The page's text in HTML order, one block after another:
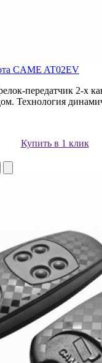
CAME AT02EV
передатчик 2-х
Технология
Купить в 1 клик